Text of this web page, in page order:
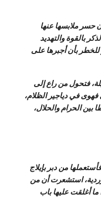
2020 بدائرة مركز المنصورة – محافظة الدقهلية – شرع في مواقعة المجنى عليها بغير رضاها والتي لم تبلغ من العمر 18 سنة بأن حسر ملابسها عنها
بالقوة والتهديد
للخطر بأن أجبرها على
وملكت عليه زمام أمره الرذيلة، فتحول من راع إلى
في دياجير الظلام،
الحرام والحلال،
من دبر بإيلاج
وردية، استشعرت أن من
أغلقت عليها باب